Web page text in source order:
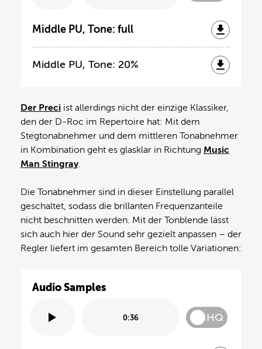
Middle PU, Tone: full
Middle PU, Tone: 20%
Der Preci ist allerdings nicht der einzige Klassiker,
den der D-Roc im Repertoire hat: Mit dem
Stegtonabnehmer und dem mittleren Tonabnehmer
in Kombination geht es glasklar in Richtung Music
Man Stingray.
Die Tonabnehmer sind in dieser Einstellung parallel
geschaltet, sodass die brillanten Frequenzanteile
nicht beschnitten werden. Mit der Tonblende lässt
sich auch hier der Sound sehr gezielt anpassen – der
Regler liefert im gesamten Bereich tolle Variationen:
Audio Samples
0:36 HQ